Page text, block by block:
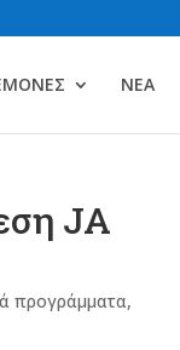
ΝΕΑ
JA
προγράμματα,